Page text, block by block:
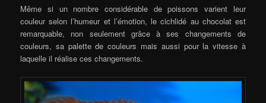
Même si un nombre considérable de poissons varient leur
couleur selon l’humeur et l’émotion, le cichlidé au chocolat est
remarquable, non seulement grâce à ses changements de
couleurs, sa palette de couleurs mais aussi pour la vitesse à
laquelle il réalise ces changements.